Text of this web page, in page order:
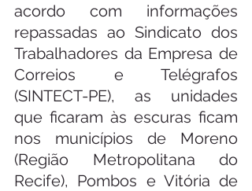
acordo com informações
repassadas ao Sindicato dos
Trabalhadores da Empresa de
Correios e Telégrafos
(SINTECT-PE), as unidades
que ficaram às escuras ficam
nos municípios de Moreno
(Região Metropolitana do
Recife), Pombos e Vitória de